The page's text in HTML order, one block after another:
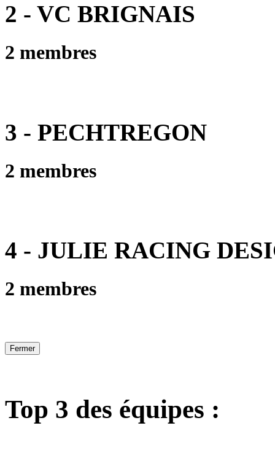
2 - VC BRIGNAIS
2 membres
3 - PECHTREGON
2 membres
4 - JULIE RACING
2 membres
Fermer
Top 3 des équipes :